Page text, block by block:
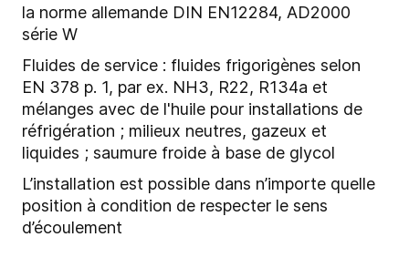
la norme allemande DIN EN12284, AD2000
série W
Fluides de service : fluides frigorigènes selon
EN 378 p. 1, par ex. NH3, R22, R134a et
mélanges avec de l'huile pour installations de
réfrigération ; milieux neutres, gazeux et
liquides ; saumure froide à base de glycol
L’installation est possible dans n’importe quelle
position à condition de respecter le sens
d’écoulement